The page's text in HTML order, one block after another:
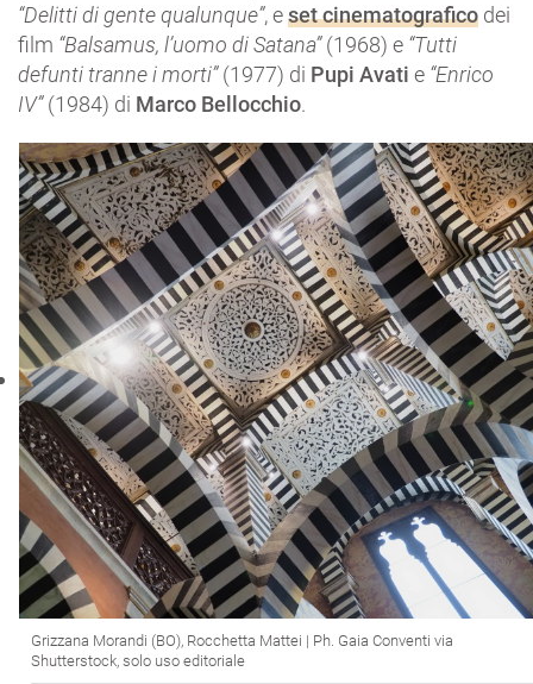
“Delitti di gente qualunque”, eset cinematografico dei
film “Balsamus, l’uomo di Satana”(1968) e “Tutti
defunti tranne i morti”(1977) di Pupi Avati e “Enrico
IV”(1984) di Marco Bellocchio.
Grizzana Morandi (BO), Rocchetta Mattei | Ph. Gaia Conventi via
Shutterstock, solo uso editoriale